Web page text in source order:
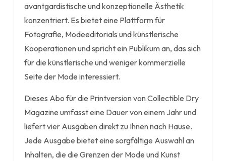
avantgardistische und konzeptionelle Ästhetik
konzentriert. Es bietet eine Plattform für
Fotografie, Modeeditorials und künstlerische
Kooperationen und spricht ein Publikum an, das sich
für die künstlerische und weniger kommerzielle
Seite der Mode interessiert.
Dieses Abo für die Printversion von Collectible Dry
Magazine umfasst eine Dauer von einem Jahr und
liefert vier Ausgaben direkt zu Ihnen nach Hause.
Jede Ausgabe bietet eine sorgfältige Auswahl an
Inhalten, die die Grenzen der Mode und Kunst